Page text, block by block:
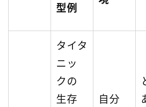
型例
タイタ
ニッ
クの
生存
自分